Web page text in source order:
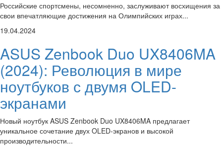
Российские спортсмены, несомненно, заслуживают восхищения за
свои впечатляющие достижения на Олимпийских играх...
19.04.2024
ASUS Zenbook Duo UX8406MA
(2024): Революция в мире
ноутбуков с двумя OLED-
экранами
Новый ноутбук ASUS Zenbook Duo UX8406MA предлагает
уникальное сочетание двух OLED-экранов и высокой
производительности...